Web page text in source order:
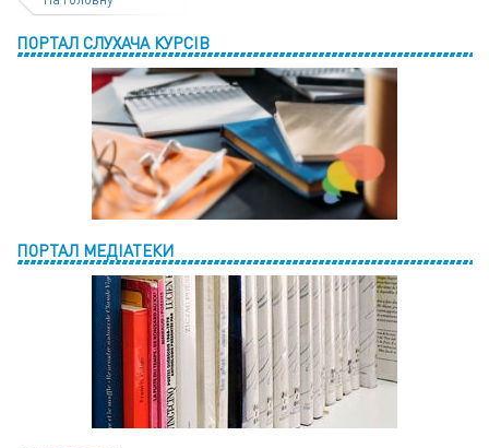
ПОРТАЛ СЛУХАЧА КУРСІВ
ПОРТАЛ МЕДІАТЕКИ